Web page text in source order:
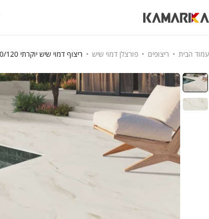
עמוד הבית ריצופים פורצלן דמוי שיש ריצוף דמוי שיש יוקרתי 60/120 מחוספס אנטי סליפ לחוץ